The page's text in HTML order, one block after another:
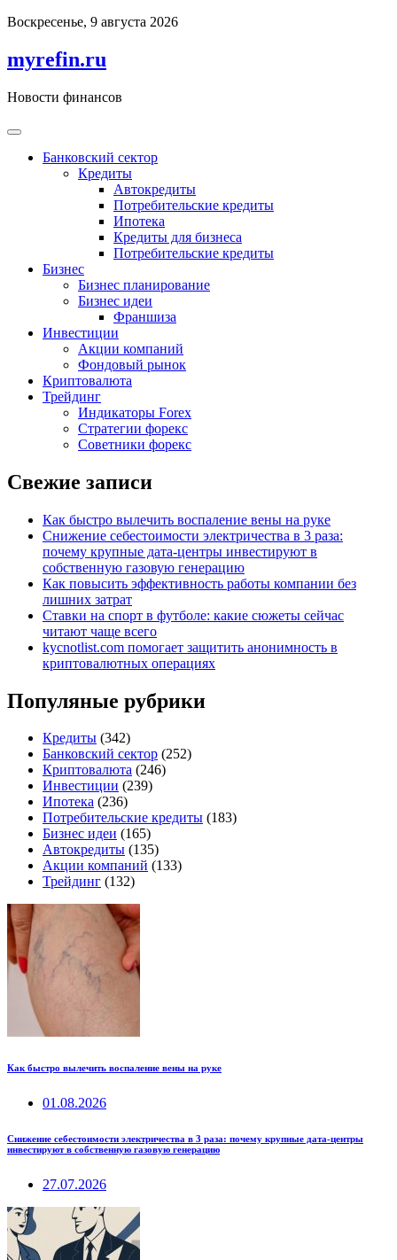
Перейти
содержимому
Воскресенье, 9 августа 2026
myrefin.ru
Новости финансов
Банковский сектор
Кредиты
Автокредиты
Потребительские кредиты
Ипотека
Кредиты для бизнеса
Потребительские кредиты
Бизнес
Бизнес планирование
Бизнес идеи
Франшиза
Инвестиции
Акции компаний
Фондовый рынок
Криптовалюта
Трейдинг
Индикаторы Forex
Стратегии форекс
Советники форекс
Свежие записи
Как быстро вылечить воспаление вены на руке
Снижение себестоимости электричества в 3 раза:
почему крупные дата-центры инвестируют в
собственную газовую генерацию
Как повысить эффективность работы компании без
лишних затрат
Ставки на спорт в футболе: какие сюжеты сейчас
читают чаще всего
kycnotlist.com помогает защитить анонимность в
криптовалютных операциях
Популяные рубрики
Кредиты (342)
Банковский сектор (252)
Криптовалюта (246)
Инвестиции (239)
Ипотека (236)
Потребительские кредиты (183)
Бизнес идеи (165)
Автокредиты (135)
Акции компаний (133)
Трейдинг (132)
Как быстро вылечить воспаление вены на руке
01.08.2026
Снижение себестоимости электричества в 3 раза: почему крупные дата-центры
инвестируют в собственную газовую генерацию
27.07.2026